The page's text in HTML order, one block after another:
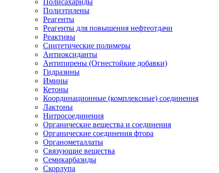
Полисахариды
Полиэтилены
Реагенты
Реагенты для повышения нефтеотдачи
Реактивы
Синтетические полимеры
Антиоксиданты
Антипирены (Огнестойкие добавки)
Гидразины
Имины
Кетоны
Координационные (комплексные) соединения
Лактоны
Нитросоединения
Органические вещества и соединения
Органические соединения фтора
Органометаллаты
Связующие вещества
Семикарбазиды
Скорлупа